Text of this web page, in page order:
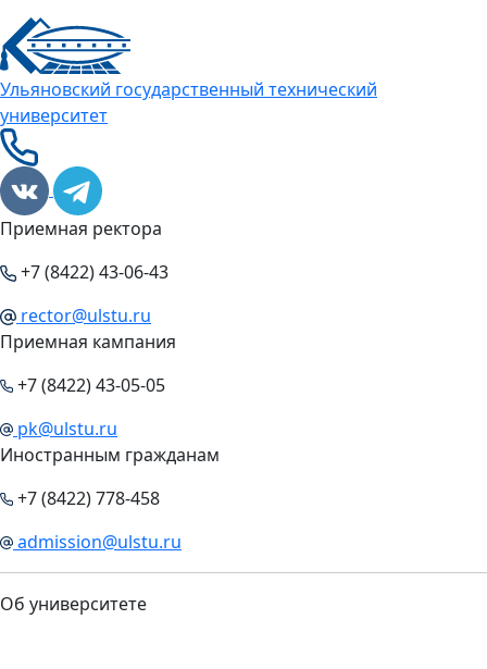
Ульяновский государственный технический
университет
Приемная ректора
+7 (8422) 43-06-43
rector@ulstu.ru
Приемная кампания
+7 (8422) 43-05-05
pk@ulstu.ru
Иностранным гражданам
+7 (8422) 778-458
admission@ulstu.ru
Об университете